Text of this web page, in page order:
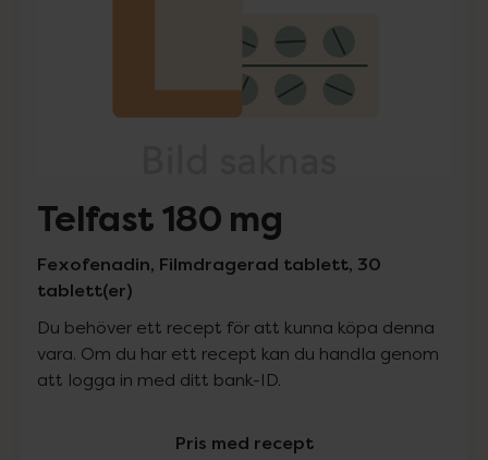
Telfast 180 mg
Fexofenadin, Filmdragerad tablett, 30
tablett(er)
Du behöver ett recept för att kunna köpa denna
vara. Om du har ett recept kan du handla genom
att logga in med ditt bank-ID.
Pris med recept